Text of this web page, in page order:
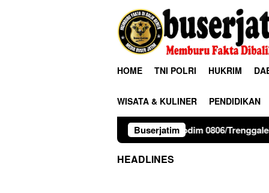
HOME TNI POLRI HUKRIM
WISATA & KULINER PENDIDIKAN
Buserjatim
Kodim 0806/Trenggalek Perkuat
HEADLINES